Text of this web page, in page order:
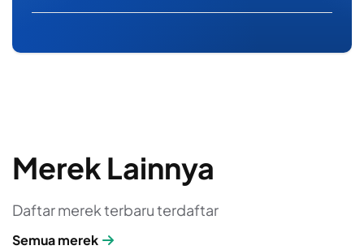
Merek Lainnya
Daftar merek terbaru terdaftar
Semua merek